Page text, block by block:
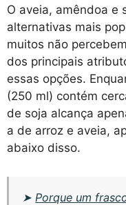
O aveia, amêndoa e
alternativas mais
muitos não
dos principais
essas opções.
(250 ml) contém
de soja alcança
a de arroz e aveia,
abaixo disso.
➤ Porque um